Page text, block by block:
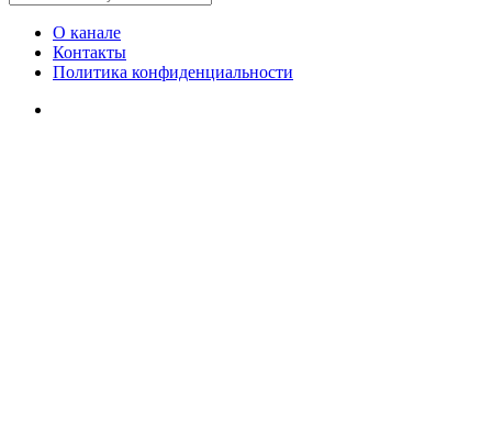
О канале
Контакты
Политика конфиденциальности